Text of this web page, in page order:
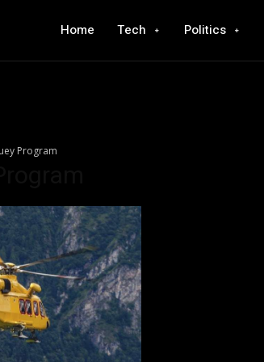
Home Tech Politics
Program